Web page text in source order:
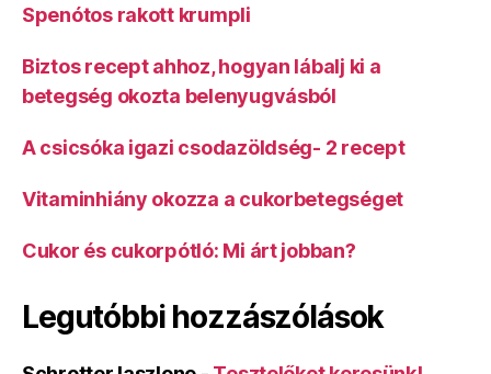
Spenótos rakott krumpli
Biztos recept ahhoz, hogyan lábalj ki a
betegség okozta belenyugvásból
A csicsóka igazi csodazöldség- 2 recept
Vitaminhiány okozza a cukorbetegséget
Cukor és cukorpótló: Mi árt jobban?
Legutóbbi hozzászólások